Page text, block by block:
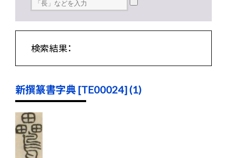
検索結果：
新撰篆書字典 [TE00024] (1)